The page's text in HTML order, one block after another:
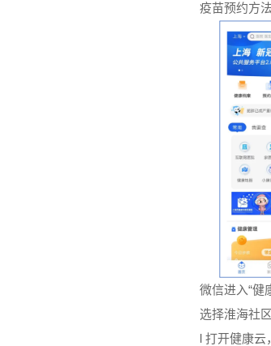
疫苗预约方法
微信进入“健
选择淮海社
l 打开健康云